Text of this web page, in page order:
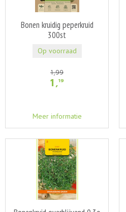
Bonen kruidig peperkruid
300st
1,99
1 ,19
Meer informatie
Op voorraad